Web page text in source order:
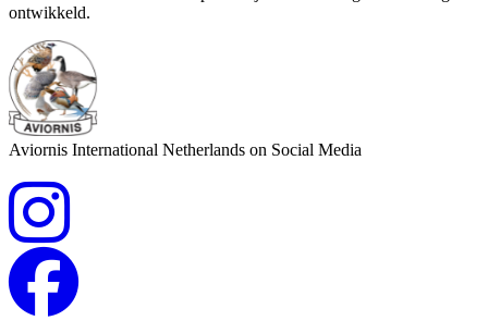
ontwikkeld.
Aviornis International Netherlands on Social Media